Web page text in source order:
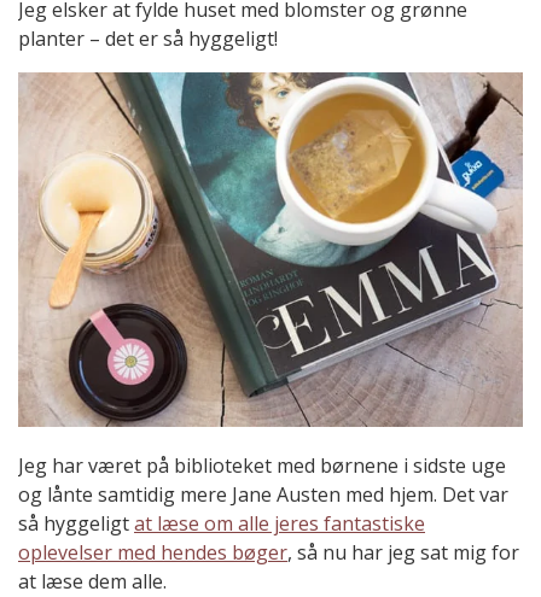
Jeg elsker at fylde huset med blomster og grønne
planter – det er så hyggeligt!
Jeg har været på biblioteket med børnene i sidste uge
og lånte samtidig mere Jane Austen med hjem. Det var
så hyggeligtat læse om alle jeres fantastiske
oplevelser med hendes bøger, så nu har jeg sat mig for
at læse dem alle.